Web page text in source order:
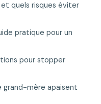
quels risques éviter
pratique pour un
pour stopper
grand-mère apaisent